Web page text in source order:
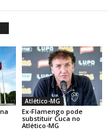
Atlético-MG
Ex-Flamengo pode
substituir Cuca no
Atlético-MG